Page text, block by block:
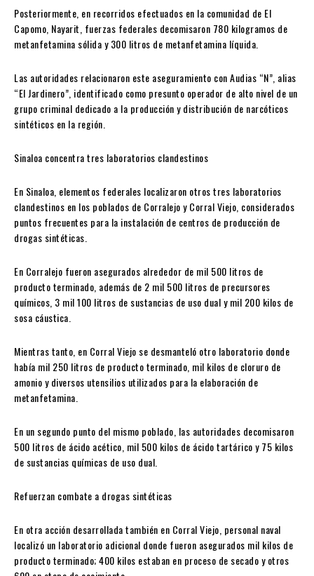
Posteriormente, en recorridos efectuados en la comunidad de El
Capomo, Nayarit , fuerzas federales decomisaron 780 kilogramos de
metanfetamina sólida y 300 litros de metanfetamina líquida.
Las autoridades relacionaron este aseguramiento con Audias “N”, alias
“El Jardinero”, identificado como presunto operador de alto nivel de un
grupo criminal dedicado a la producción y distribución de narcóticos
sintéticos en la región.
Sinaloa concentra tres laboratorios clandestinos
En Sinaloa , elementos federales localizaron otros tres laboratorios
clandestinos en los poblados de Corralejo y Corral Viejo, considerados
puntos frecuentes para la instalación de centros de producción de
drogas sintéticas.
En Corralejo fueron asegurados alrededor de mil 500 litros de
producto terminado, además de 2 mil 500 litros de precursores
químicos, 3 mil 100 litros de sustancias de uso dual y mil 200 kilos de
sosa cáustica.
Mientras tanto, en Corral Viejo se desmanteló otro laboratorio donde
había mil 250 litros de producto terminado, mil kilos de cloruro de
amonio y diversos utensilios utilizados para la elaboración de
metanfetamina.
En un segundo punto del mismo poblado, las autoridades decomisaron
500 litros de ácido acético, mil 500 kilos de ácido tartárico y 75 kilos
de sustancias químicas de uso dual.
Refuerzan combate a drogas sintéticas
En otra acción desarrollada también en Corral Viejo, personal naval
localizó un laboratorio adicional donde fueron asegurados mil kilos de
producto terminado; 400 kilos estaban en proceso de secado y otros